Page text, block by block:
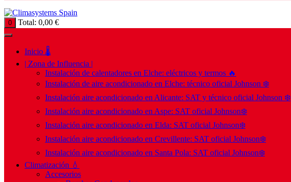
0 Total: 0,00 €
Inicio 🌡️
| Zona de Influencia |
Instalación de calentadores en Elche: eléctricos y termos 🔥
Instalación de aire acondicionado en Elche: técnico oficial Johnson ❄️
Instalación aire acondicionado en Alicante: SAT y técnico oficial Johnson ❄️
Instalación aire acondicionado en Aspe: SAT oficial Johnson❄️
Instalación aire acondicionado en Elda: SAT oficial Johnson❄️
Instalación aire acondicionado en Crevillente: SAT oficial Johnson❄️
Instalación aire acondicionado en Santa Pola: SAT oficial Johnson❄️
Climatización 💧
Accesorios